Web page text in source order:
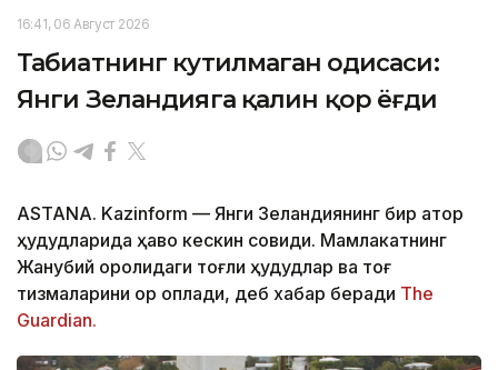
16:41, 06 Август 2026
Табиатнинг кутилмаган ҳодисаси:
Янги Зеландияга қалин қор ёғди
ASTANA. Kazinform — Янги Зеландиянинг бир қатор
ҳудудларида ҳаво кескин совиди. Мамлакатнинг
Жанубий оролидаги тоғли ҳудудлар ва тоғ
тизмаларини қор қоплади, деб хабар беради The
Guardian.